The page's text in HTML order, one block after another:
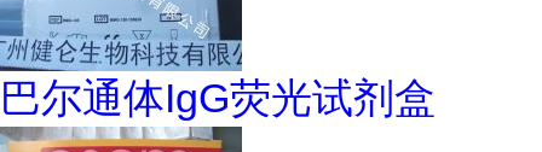
巴尔通体IgG荧光试剂盒